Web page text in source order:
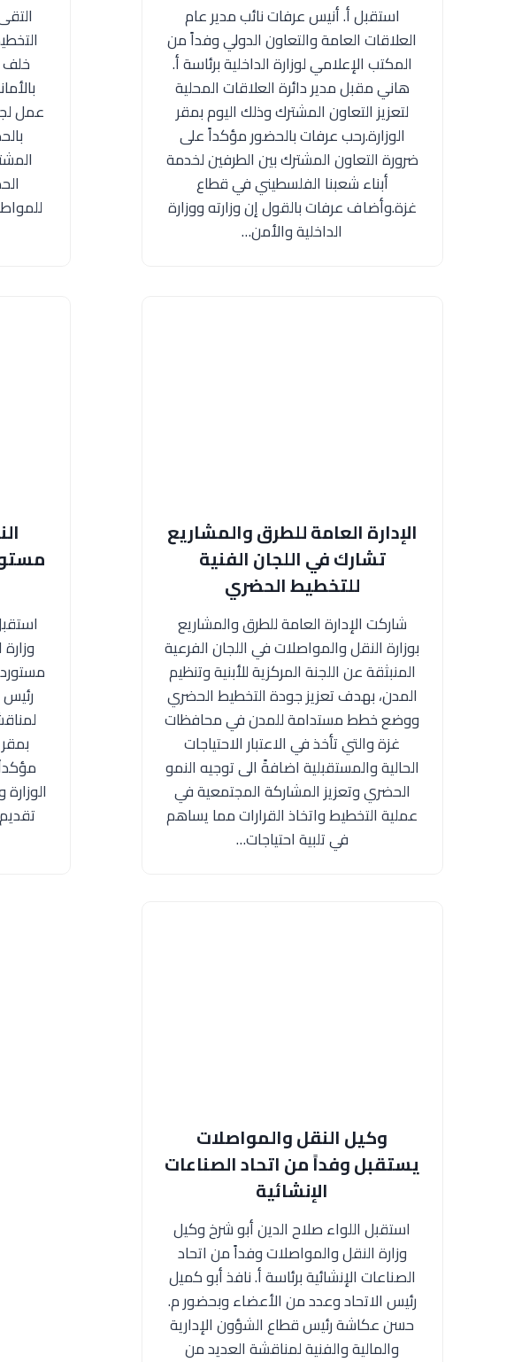
استقبل أ. أنيس عرفات نائب مدير عام
العلاقات العامة والتعاون الدولي وفداً من
المكتب الإعلامي لوزارة الداخلية برئاسة أ.
هاني مقبل مدير دائرة العلاقات المحلية
لتعزيز التعاون المشترك وذلك اليوم بمقر
الوزارة.رحب عرفات بالحضور مؤكداً على
ضرورة التعاون المشترك بين الطرفين لخدمة
أبناء شعبنا الفلسطيني في قطاع
غزة.وأضاف عرفات بالقول إن وزارته ووزارة
الداخلية والأمن…
خلف
عمل
الإدارة العامة للطرق والمشاريع
تشارك في اللجان الفنية
للتخطيط الحضري
شاركت الإدارة العامة للطرق والمشاريع
بوزارة النقل والمواصلات في اللجان الفرعية
المنبثقة عن اللجنة المركزية للأبنية وتنظيم
المدن، بهدف تعزيز جودة التخطيط الحضري
ووضع خطط مستدامة للمدن في محافظات
غزة والتي تأخذ في الاعتبار الاحتياجات
الحالية والمستقبلية اضافةً الى توجيه النمو
الحضري وتعزيز المشاركة المجتمعية في
عملية التخطيط واتخاذ القرارات مما يساهم
في تلبية احتياجات…
وكيل النقل والمواصلات
يستقبل وفداً من اتحاد الصناعات
الإنشائية
استقبل اللواء صلاح الدين أبو شرخ وكيل
وزارة النقل والمواصلات وفداً من اتحاد
الصناعات الإنشائية برئاسة أ. نافذ أبو كميل
رئيس الاتحاد وعدد من الأعضاء وبحضور م.
حسن عكاشة رئيس قطاع الشؤون الإدارية
والمالية والفنية لمناقشة العديد من